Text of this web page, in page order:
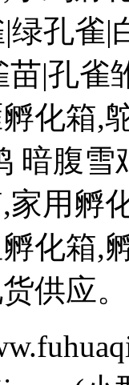
孔雀|
|孔雀
化箱,
暗腹
家用孵
化箱,
供应。